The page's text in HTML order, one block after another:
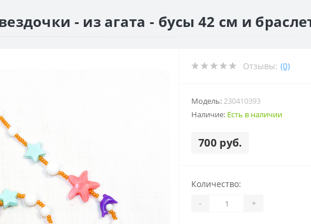
- из агата - бусы 42 см и
Отзывы: (0)
Модель: 230410393
Наличие: Есть в наличии
700 руб.
Количество:
- +